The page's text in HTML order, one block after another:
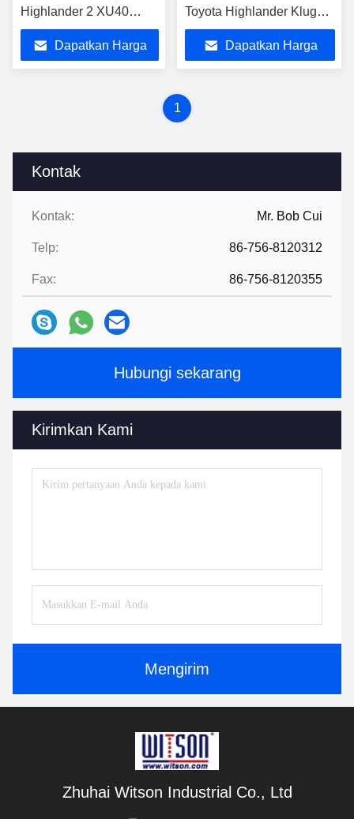
Kontak
Kontak: Mr. Bob Cui
Telp: 86-756-8120312
Fax: 86-756-8120355
Hubungi sekarang
Kirimkan Kami
Mengirim
Highlander 2 XU40
2007-2013 Mobil QLED
Multimedia Stereo
Dapatkan Harga
Toyota Highlander Kluger
3 XU50 2013-2019 Stereo
MultimediaDapatkan Harga
1
Zhuhai Witson Industrial Co., Ltd